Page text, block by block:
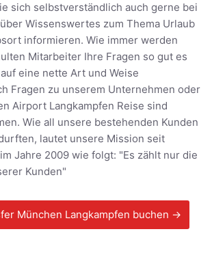
sich selbstverständlich auch gerne bei
Wissenswertes zum Thema Urlaub
informieren. Wie immer werden
Mitarbeiter Ihre Fragen so gut es
eine nette Art und Weise
Fragen zu unserem Unternehmen oder
Airport Langkampfen Reise sind
Wie all unsere bestehenden Kunden
lautet unsere Mission seit
Jahre 2009 wie folgt: "Es zählt nur die
Kunden"
München Langkampfen buchen →